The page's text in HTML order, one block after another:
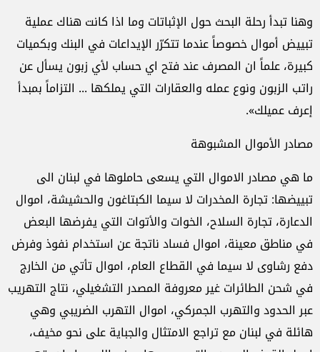
وهنا تبدأ رحلة البحث حول الإثباتات وما اذا كانت هناك عملية
تبييض أموال خصوصاً عندما تتكرّر الإيداعات في البنك وبكميات
كبيرة، علماً ان المصرف عند فتح اي حساب لأي زبون يسأل عن
راتب الزبون ونوع عمله والعقارات التي يملكها ... التزاماً بمبدأ
إعرف عميلك».
مصادر الأموال المشبوهة
ما هي مصادر الاموال التي يسعى حاملوها في لبنان الى
تبييضها: تجارة المخدرات لا سيما الكبتاغون والحشيشة، اموال
الدعارة، تجارة السلاح، الخوات والأتوات التي يفرضها البعض
في مناطق معينة، اموال فساد ناتجة عن استخدام نفوذ وفرض
دفع رشاوى لا سيما في القطاع العام، اموال تأتي من الخارج
في شحن الطائرات غير معروفة المصدر التشغيلي، نتاج التهريب
عبر الحدود والتهرب الجمركي، اموال التهرب الضريبي وهي
هائلة في لبنان مع تراجع الامتثال والجباية على نحو مخيف،